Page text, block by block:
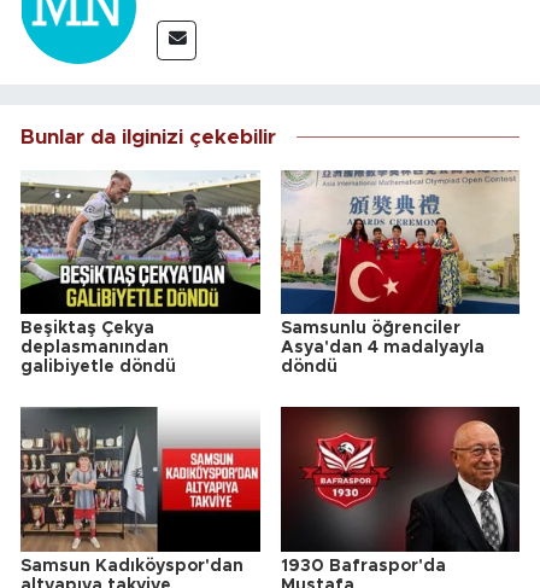
Bunlar da ilginizi çekebilir
Beşiktaş Çekya
deplasmanından
galibiyetle döndü
Samsunlu öğrenciler
Asya'dan 4 madalyayla
döndü
Samsun Kadıköyspor'dan
1930 Bafraspor'da